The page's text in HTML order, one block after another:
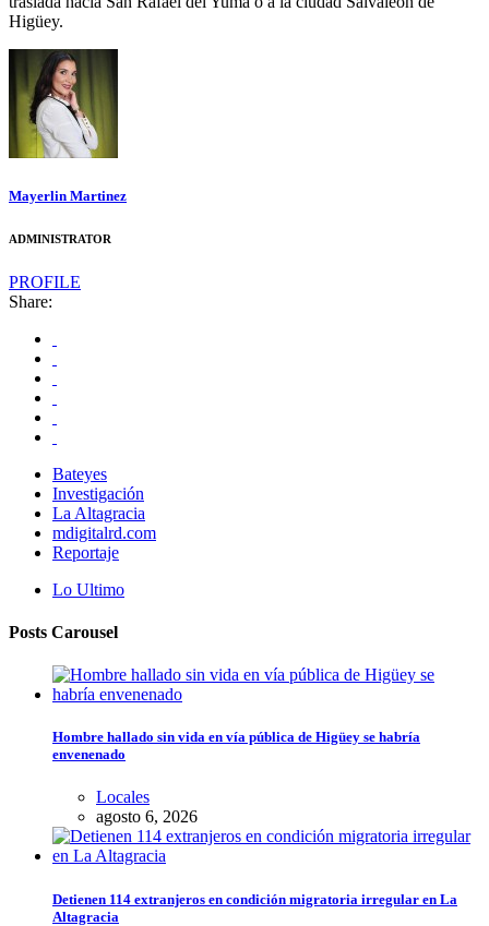
Higüey.
Mayerlin Martinez
ADMINISTRATOR
PROFILE
Share:
Bateyes
Investigación
La Altagracia
mdigitalrd.com
Reportaje
Lo Ultimo
Posts Carousel
Hombre hallado sin vida en vía pública de Higüey se habría
envenenado
Locales
agosto 6, 2026
Detienen 114 extranjeros en condición migratoria irregular en La
Altagracia